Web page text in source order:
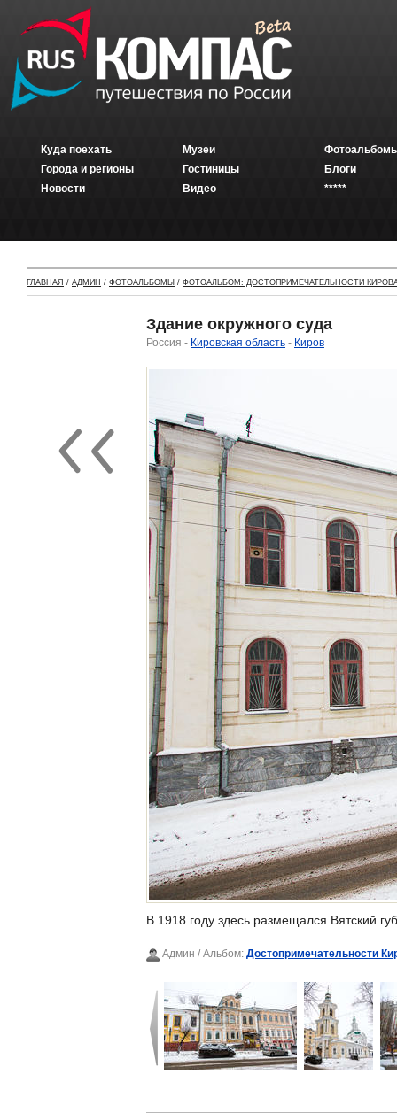
Куда поехать
Города и регионы
Новости
Музеи
Гостиницы
Видео
Блоги
*****
ГЛАВНАЯ / АДМИН / ФОТОАЛЬБОМЫ / ФОТОАЛЬБОМ: ДОСТОПРИМЕЧАТЕЛЬНОСТИ
Здание окружного суда
Россия - Кировская область - Киров
В 1918 году здесь размещался Вятский
Админ / Альбом: Достопримечательности